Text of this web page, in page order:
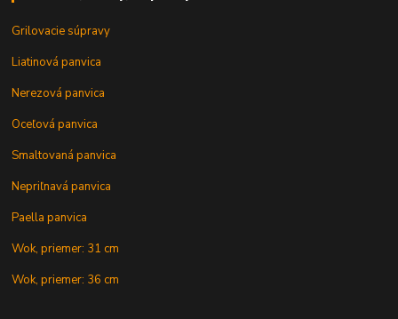
Grilovacie súpravy
Liatinová panvica
Nerezová panvica
Oceľová panvica
Smaltovaná panvica
Nepriľnavá panvica
Paella panvica
Wok, priemer: 31 cm
Wok, priemer: 36 cm